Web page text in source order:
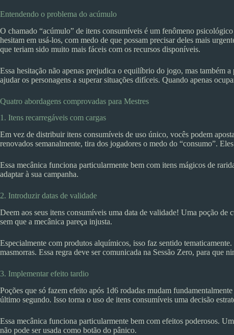
Entendendo o problema do acúmulo
O chamado “acúmulo” de itens consumíveis é um fenômeno
hesitam em usá-los, com medo de que possam precisar deles mais
que teriam sido muito mais fáceis com os recursos disponíveis.
Essa hesitação não apenas prejudica o equilíbrio do jogo, mas também
ajudar os personagens a superar situações difíceis. Quando apenas
Quatro abordagens comprovadas para Mestres
1. Itens recarregáveis com cargas
Em vez de distribuir itens consumíveis de uso único, vocês podem
renovados semanalmente, tira dos jogadores o medo do “consumo”.
Essa mecânica funciona particularmente bem com itens mágicos de
adaptar à sua campanha.
2. Introduzir datas de validade
Deem aos seus itens consumíveis uma data de validade! Uma poção
sem que a mecânica pareça injusta.
Especialmente com produtos alquímicos, isso faz sentido
masmorras. Essa regra deve ser comunicada na Sessão Zero, para que
3. Implementar efeito tardio
Poções que só fazem efeito após 1d6 rodadas mudam
último segundo. Isso torna o uso de itens consumíveis uma decisão
Essa mecânica funciona particularmente bem com efeitos poderosos.
não pode ser usada como botão do pânico.